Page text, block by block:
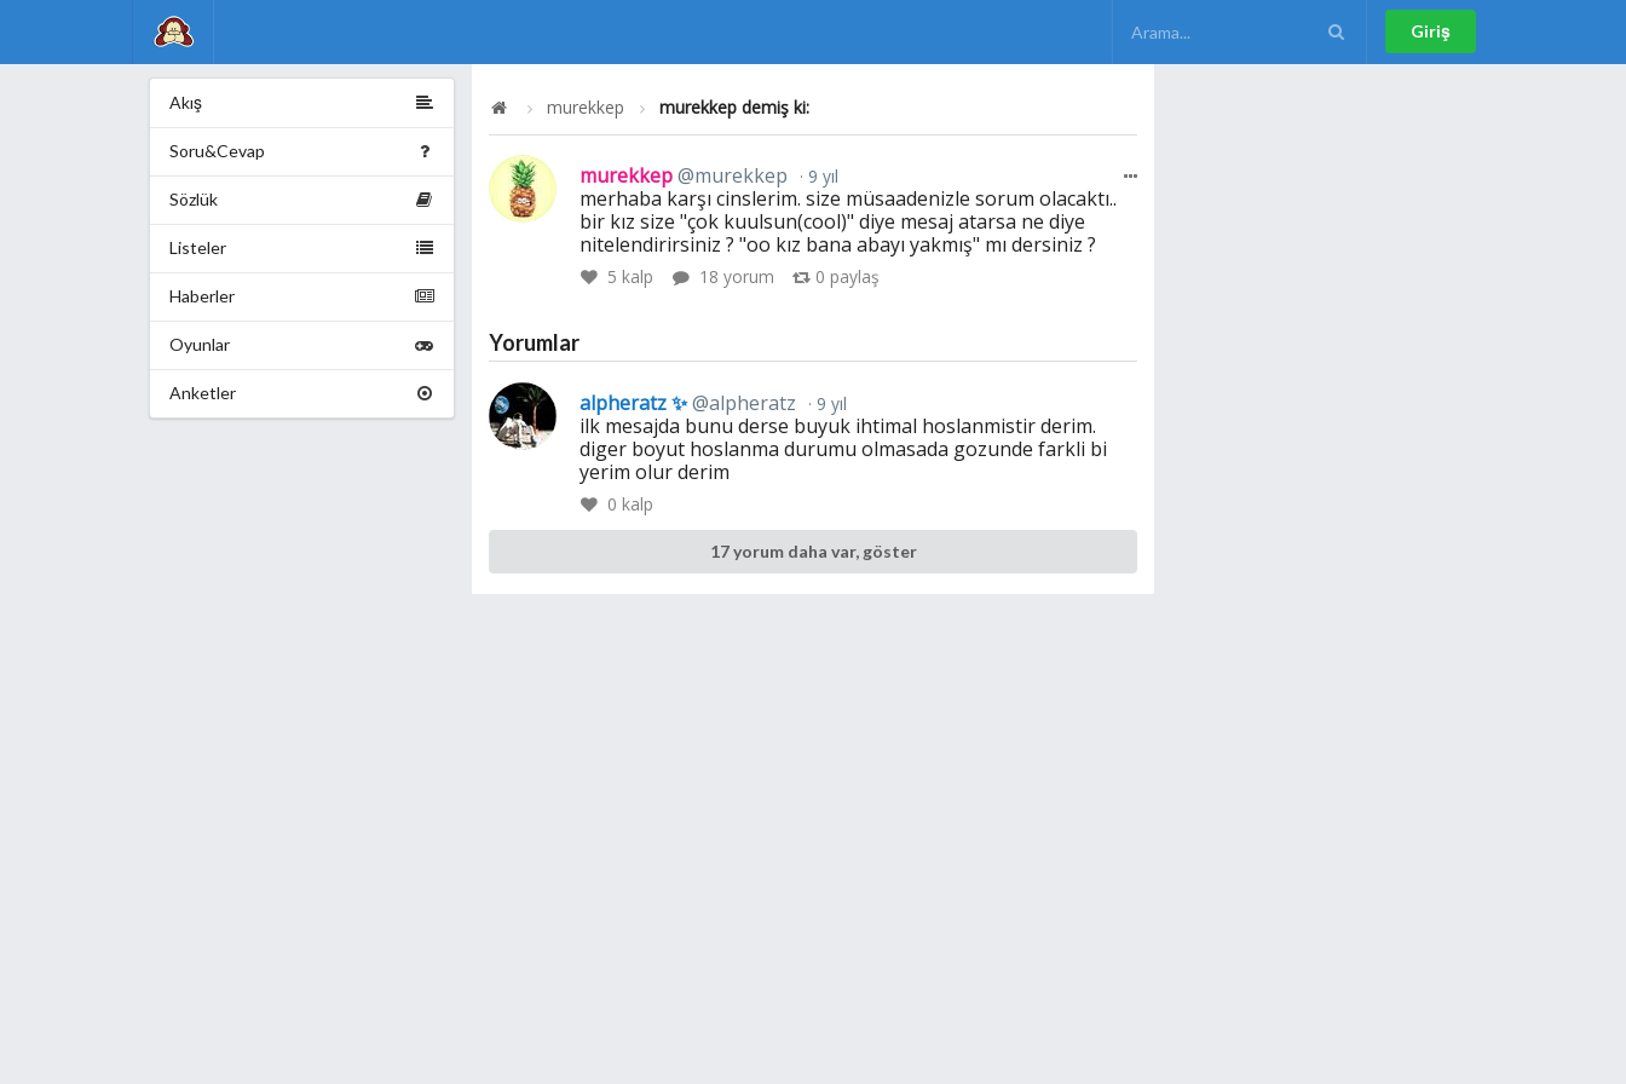
Akış
Soru&Cevap
Sözlük
Listeler
Haberler
Oyunlar
Anketler
murekkep murekkep demiş ki:
murekkep@murekkep 9 yıl
merhaba karşı cinslerim. size müsaadenizle sorum olacaktı..
bir kız size "çok kuulsun(cool)" diye mesaj atarsa ne diye
nitelendirirsiniz ? "oo kız bana abayı yakmış" mı dersiniz ?
5 kalp 18 yorum 0 paylaş
Yorumlar
alpheratz ✨@alpheratz 9 yıl
ilk mesajda bunu derse buyuk ihtimal hoslanmistir derim.
diger boyut hoslanma durumu olmasada gozunde farkli bi
yerim olur derim
0 kalp
17 yorum daha var, göster
Giriş